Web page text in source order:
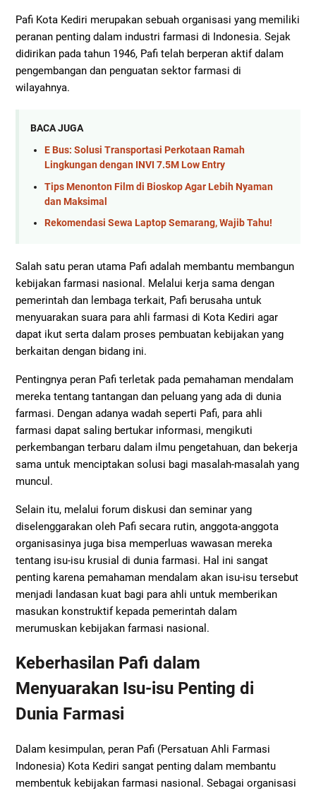
Pafi Kota Kediri merupakan sebuah organisasi yang memiliki
peranan penting dalam industri farmasi di Indonesia. Sejak
didirikan pada tahun 1946, Pafi telah berperan aktif dalam
pengembangan dan penguatan sektor farmasi di
wilayahnya.
BACA JUGA
E Bus: Solusi Transportasi Perkotaan Ramah
Lingkungan dengan INVI 7.5M Low Entry
Tips Menonton Film di Bioskop Agar Lebih Nyaman
dan Maksimal
Rekomendasi Sewa Laptop Semarang, Wajib Tahu!
Salah satu peran utama Pafi adalah membantu membangun
kebijakan farmasi nasional. Melalui kerja sama dengan
pemerintah dan lembaga terkait, Pafi berusaha untuk
menyuarakan suara para ahli farmasi di Kota Kediri agar
dapat ikut serta dalam proses pembuatan kebijakan yang
berkaitan dengan bidang ini.
Pentingnya peran Pafi terletak pada pemahaman mendalam
mereka tentang tantangan dan peluang yang ada di dunia
farmasi. Dengan adanya wadah seperti Pafi, para ahli
farmasi dapat saling bertukar informasi, mengikuti
perkembangan terbaru dalam ilmu pengetahuan, dan bekerja
sama untuk menciptakan solusi bagi masalah-masalah yang
muncul.
Selain itu, melalui forum diskusi dan seminar yang
diselenggarakan oleh Pafi secara rutin, anggota-anggota
organisasinya juga bisa memperluas wawasan mereka
tentang isu-isu krusial di dunia farmasi. Hal ini sangat
penting karena pemahaman mendalam akan isu-isu tersebut
menjadi landasan kuat bagi para ahli untuk memberikan
masukan konstruktif kepada pemerintah dalam
merumuskan kebijakan farmasi nasional.
Keberhasilan Pafi dalam
Menyuarakan Isu-isu Penting di
Dunia Farmasi
Dalam kesimpulan, peran Pafi (Persatuan Ahli Farmasi
Indonesia) Kota Kediri sangat penting dalam membantu
membentuk kebijakan farmasi nasional. Sebagai organisasi